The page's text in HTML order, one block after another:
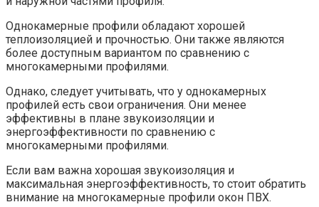
Однокамерные профили обладают хорошей
теплоизоляцией и прочностью.​ Они также являются
более доступным вариантом по сравнению с
многокамерными профилями.​
Однако, следует учитывать, что у однокамерных
профилей есть свои ограничения.​ Они менее
эффективны в плане звукоизоляции и
энергоэффективности по сравнению с
многокамерными профилями.​
Если вам важна хорошая звукоизоляция и
максимальная энергоэффективность, то стоит обратить
внимание на многокамерные профили окон ПВХ.​